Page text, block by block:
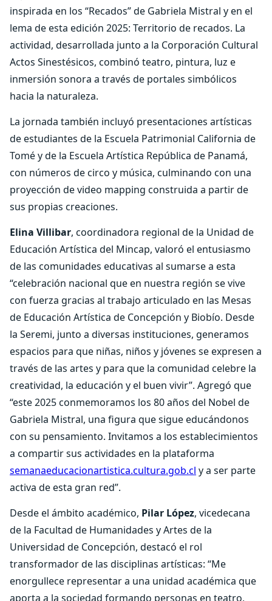
inspirada en los “Recados” de Gabriela Mistral y en el
lema de esta edición 2025: Territorio de recados. La
actividad, desarrollada junto a la Corporación Cultural
Actos Sinestésicos, combinó teatro, pintura, luz e
inmersión sonora a través de portales simbólicos
hacia la naturaleza.
La jornada también incluyó presentaciones artísticas
de estudiantes de la Escuela Patrimonial California de
Tomé y de la Escuela Artística República de Panamá,
con números de circo y música, culminando con una
proyección de video mapping construida a partir de
sus propias creaciones.
Elina Villibar, coordinadora regional de la Unidad de
Educación Artística del Mincap, valoró el entusiasmo
de las comunidades educativas al sumarse a esta
“celebración nacional que en nuestra región se vive
con fuerza gracias al trabajo articulado en las Mesas
de Educación Artística de Concepción y Biobío. Desde
la Seremi, junto a diversas instituciones, generamos
espacios para que niñas, niños y jóvenes se expresen a
través de las artes y para que la comunidad celebre la
creatividad, la educación y el buen vivir”. Agregó que
“este 2025 conmemoramos los 80 años del Nobel de
Gabriela Mistral, una figura que sigue educándonos
con su pensamiento. Invitamos a los establecimientos
a compartir sus actividades en la plataforma
semanaeducacionartistica.cultura.gob.cl y a ser parte
activa de esta gran red”.
Desde el ámbito académico, Pilar López, vicedecana
de la Facultad de Humanidades y Artes de la
Universidad de Concepción, destacó el rol
transformador de las disciplinas artísticas: “Me
enorgullece representar a una unidad académica que
aporta a la sociedad formando personas en teatro,